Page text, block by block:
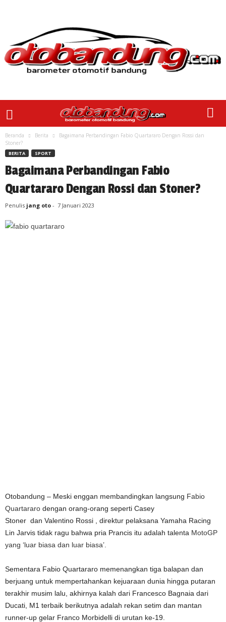
Beranda Berita
Bagaimana Perbandingan Fabio Quartararo Dengan Rossi dan
Stoner?
BERITA SPORT
Bagaimana Perbandingan Fabio
Quartararo Dengan Rossi dan Stoner?
Penulis jang oto - 7 Januari 2023
Otobandung – Meski enggan membandingkan langsung Fabio
Quartararo dengan orang-orang seperti Casey
Stoner dan Valentino Rossi , direktur pelaksana Yamaha Racing
Lin Jarvis tidak ragu bahwa pria Prancis itu adalah talenta MotoGP
yang ‘luar biasa dan luar biasa’.
Sementara Fabio Quartararo memenangkan tiga balapan dan
berjuang untuk mempertahankan kejuaraan dunia hingga putaran
terakhir musim lalu, akhirnya kalah dari Francesco Bagnaia dari
Ducati, M1 terbaik berikutnya adalah rekan setim dan mantan
runner-up gelar Franco Morbidelli di urutan ke-19.